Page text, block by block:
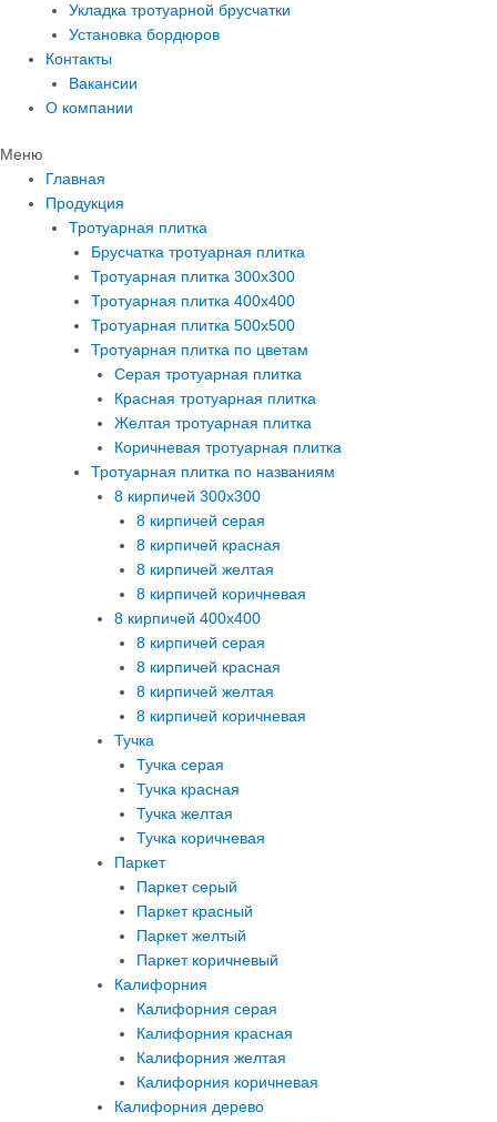
Укладка тротуарной брусчатки
Установка бордюров
Контакты
Вакансии
О компании
Меню
Главная
Продукция
Тротуарная плитка
Брусчатка тротуарная плитка
Тротуарная плитка 300х300
Тротуарная плитка 400х400
Тротуарная плитка 500х500
Тротуарная плитка по цветам
Серая тротуарная плитка
Красная тротуарная плитка
Желтая тротуарная плитка
Коричневая тротуарная плитка
Тротуарная плитка по названиям
8 кирпичей 300х300
8 кирпичей серая
8 кирпичей красная
8 кирпичей желтая
8 кирпичей коричневая
8 кирпичей 400х400
8 кирпичей серая
8 кирпичей красная
8 кирпичей желтая
8 кирпичей коричневая
Тучка
Тучка серая
Тучка красная
Тучка желтая
Тучка коричневая
Паркет
Паркет серый
Паркет красный
Паркет желтый
Паркет коричневый
Калифорния
Калифорния серая
Калифорния красная
Калифорния желтая
Калифорния коричневая
Калифорния дерево